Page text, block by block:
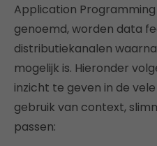
Application
genoemd, worden data
distributiekanalen
mogelijk is. Hieronder
inzicht te geven in de
gebruik van context,
passen: